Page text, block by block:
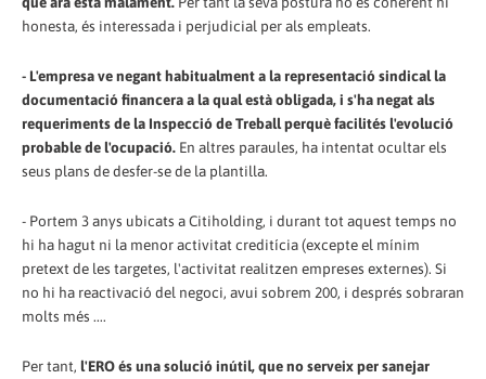
honesta, és interessada i perjudicial per als empleats.
- L'empresa ve negant habitualment a la representació sindical la
documentació financera a la qual està obligada, i s'ha negat als
requeriments de la Inspecció de Treball perquè facilités l'evolució
probable de l'ocupació. En altres paraules, ha intentat ocultar els
seus plans de desfer-se de la plantilla.
- Portem 3 anys ubicats a Citiholding, i durant tot aquest temps no
hi ha hagut ni la menor activitat creditícia (excepte el mínim
pretext de les targetes, l'activitat realitzen empreses externes). Si
no hi ha reactivació del negoci, avui sobrem 200, i després sobraran
molts més ....
Per tant, l'ERO és una solució inútil, que no serveix per sanejar